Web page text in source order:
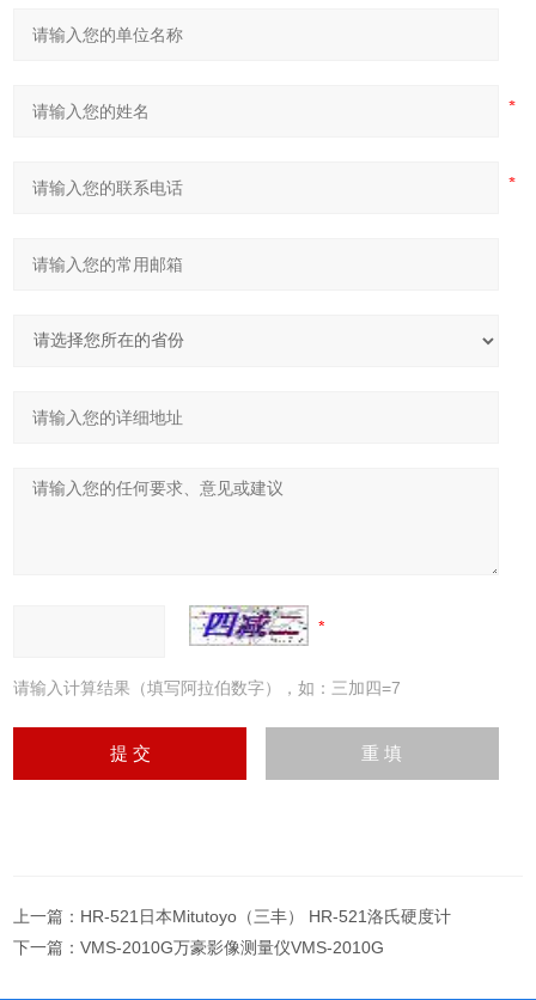
请输入计算结果（填写阿拉伯数字），如：三加四=7
上一篇： HR-521日本Mitutoyo（三丰） HR-521洛氏硬度计
下一篇：VMS-2010G万豪影像测量仪VMS-2010G